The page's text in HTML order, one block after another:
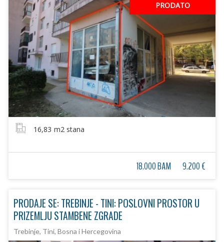
PRODATO
16,83 m2 stana
18.000 BAM 9.200 €
PRODAJE SE: TREBINJE - TINI: POSLOVNI PROSTOR U
PRIZEMLJU STAMBENE ZGRADE
Trebinje, Tini, Bosna i Hercegovina